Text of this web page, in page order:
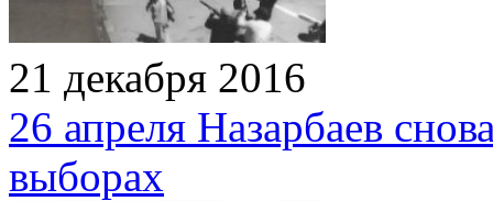
21 декабря 2016
26 апреля Назарбаев
выборах